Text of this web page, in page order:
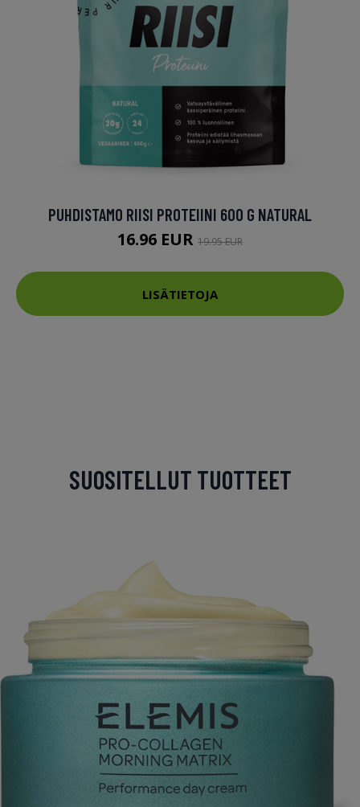
PUHDISTAMO RIISI PROTEIINI 600 G NATURAL
16.96 EUR 19.95 EUR
LISÄTIETOJA
SUOSITELLUT TUOTTEET